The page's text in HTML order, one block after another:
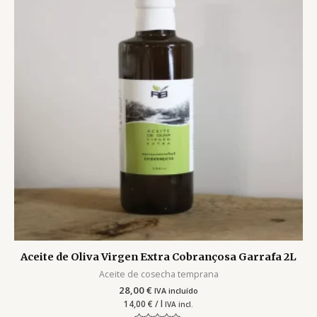
Aceite de Oliva Virgen Extra Cobrançosa Garrafa 2L
Aceite de cosecha temprana
28,00€ IVA incluído
14,00 € / l IVA incl.